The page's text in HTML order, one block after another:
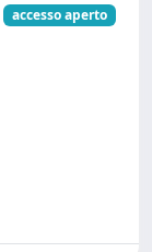
accesso aperto